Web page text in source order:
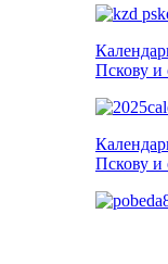
Пскову и
Пскову и